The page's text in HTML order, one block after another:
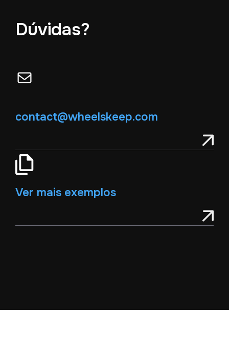
Dúvidas?
Mail
contact@wheelskeep.com
Ver mais exemplos